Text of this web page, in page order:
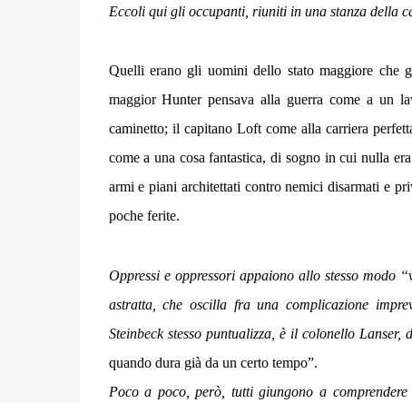
Eccoli qui gli occupanti, riuniti in una stanza della
Quelli erano gli uomini dello stato maggiore che
maggior Hunter pensava alla guerra come a un
caminetto; il capitano Loft come alla carriera
come a una cosa fantastica, di sogno in cui nulla
armi e piani architettati contro nemici disarmati e
poche ferite.
Oppressi e oppressori appaiono allo stesso modo
astratta, che oscilla fra una complicazione
Steinbeck stesso puntualizza, è il colonello Lanser,
quando dura già da un certo tempo”.
Poco a poco, però, tutti giungono a